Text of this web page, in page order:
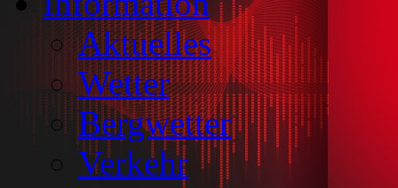
Aktuelles
Wetter
Bergwetter
Verkehr